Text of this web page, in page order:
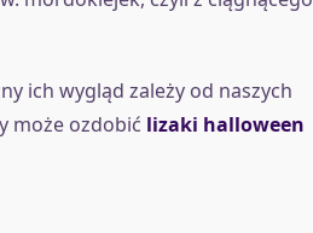
ich wygląd zależy od naszych
może ozdobić lizaki halloween